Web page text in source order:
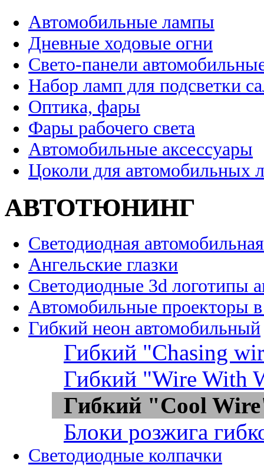
Автомобильные лампы
Дневные ходовые огни
Свето-панели
Набор ламп для подсветки
Оптика, фары
Фары рабочего света
Автомобильные аксессуары
Цоколи для автомобильных
АВТОТЮНИНГ
Светодиодная
Ангельские глазки
Светодиодные 3d логотипы
Автомобильные проекторы
Гибкий неон автомобильный
Гибкий "Chasing
Гибкий "Wire With
Гибкий "Cool
Блоки розжига
Светодиодные колпачки